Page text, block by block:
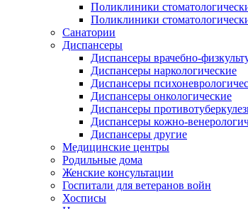
Поликлиники
Поликлиники
Санатории
Диспансеры
Диспансеры врачебно-
Диспансеры наркологические
Диспансеры
Диспансеры онкологические
Диспансеры
Диспансеры кожно-
Диспансеры другие
Медицинские центры
Родильные дома
Женские консультации
Госпитали для ветеранов войн
Хосписы